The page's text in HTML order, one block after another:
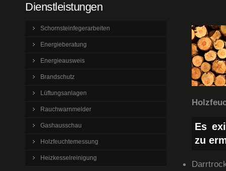
Es
zu
Dienstleistungen
Schornsteinfegerarbeiten
Energieberatung
Energieausweis
Brandschutz
Lüftungsanlagen
Rauchwarnmelder
Gashausschau
Holzfeuchtemessung
Heizkesselreinigung